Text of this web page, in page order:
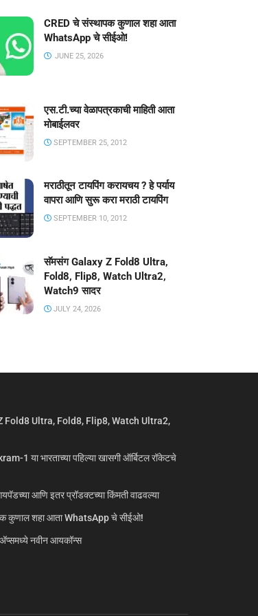
CRED चे संस्थापक कुणाल शहा आता
WhatsApp चे सीईओ!
JUNE 25, 2026
एस.टी.च्या वेळापत्रकाची माहिती आता
मोबाईलवर
SEPTEMBER 25, 2012
मराठीतून टायपिंग करायचय ? हे पर्याय
वापरा आणि सुरू करा मराठी टायपिंग
SEPTEMBER 10, 2012
सॅमसंग Galaxy Z Fold8 Ultra,
Fold8, Flip8, Watch Ultra2,
Watch9 सादर
JULY 24, 2026
Fold8 Ultra, Fold8, Flip8, Watch Ultra2,
1 या भारताच्या पहिल्या खासगी ऑर्बिटल रॉकेटचे
आणि इतर प्रॉडक्टच्या किंमती वाढवल्या
कुणाल शहा आता WhatsApp चे सीईओ!
नवीन आयकॉन्स